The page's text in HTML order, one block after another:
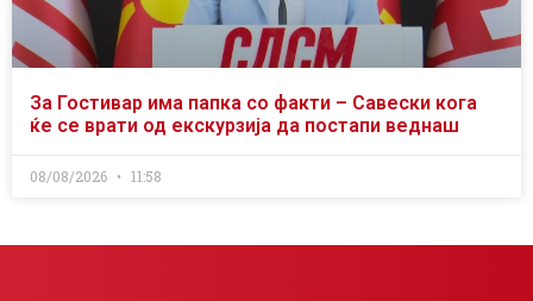
За Гостивар има папка со факти – Савески кога
ќе се врати од екскурзија да постапи веднаш
08/08/2026 11:58